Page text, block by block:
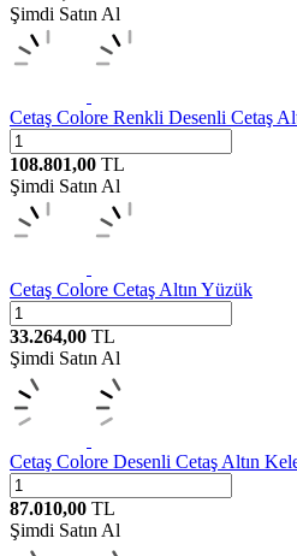
Şimdi Satın Al
Cetaş Colore Renkli Desenli Cetaş
108.801,00 TL
Şimdi Satın Al
Cetaş Colore Cetaş Altın Yüzük
33.264,00 TL
Şimdi Satın Al
Cetaş Colore Desenli Cetaş Altın
87.010,00 TL
Şimdi Satın Al